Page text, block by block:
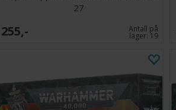
27
255,- Antall på
lager: 19